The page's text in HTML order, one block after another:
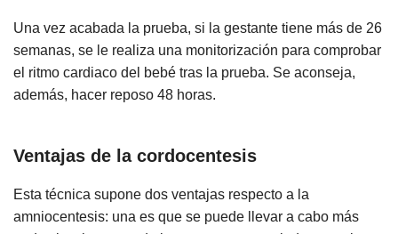
Una vez acabada la prueba, si la gestante tiene más de 26
semanas, se le realiza una monitorización para comprobar
el ritmo cardiaco del bebé tras la prueba. Se aconseja,
además, hacer reposo 48 horas.
Ventajas de la cordocentesis
Esta técnica supone dos ventajas respecto a la
amniocentesis: una es que se puede llevar a cabo más